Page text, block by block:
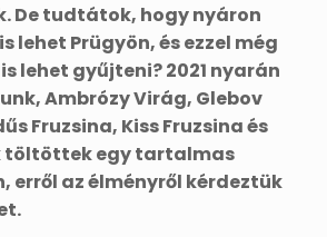
De tudtátok, hogy nyáron
lehet Prügyön, és ezzel még
lehet gyűjteni? 2021 nyarán
Ambrózy Virág, Glebov
Fruzsina, Kiss Fruzsina és
töltöttek egy tartalmas
erről az élményről kérdeztük